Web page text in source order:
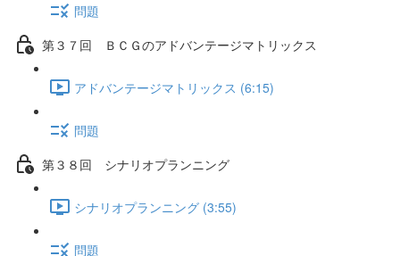
問題
第３７回 ＢＣＧのアドバンテージマトリックス
アドバンテージマトリックス (6:15)
問題
第３８回 シナリオプランニング
シナリオプランニング (3:55)
問題